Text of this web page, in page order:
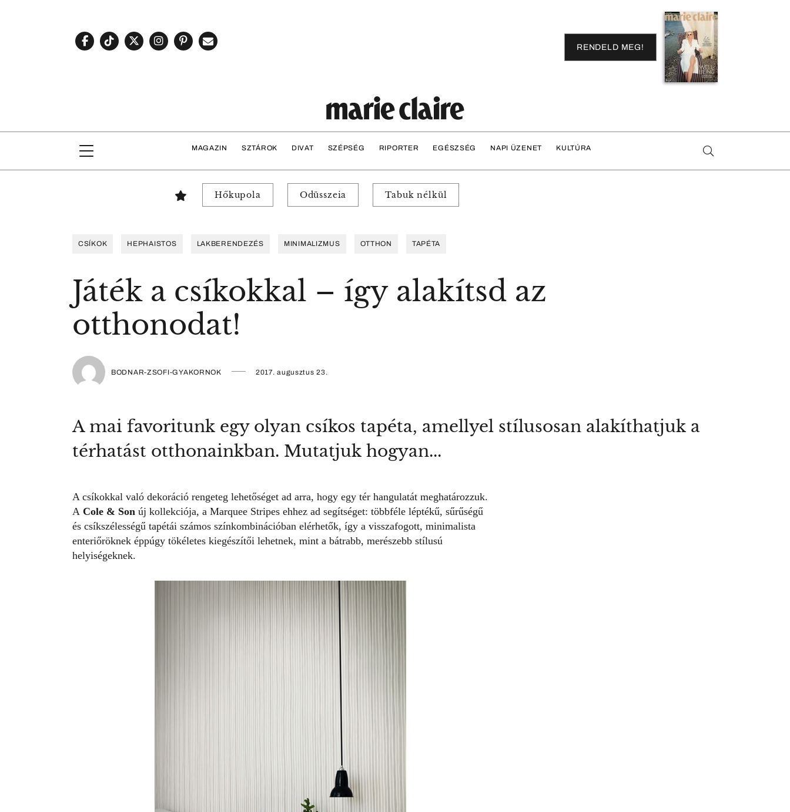
RENDELD MEG!
MAGAZIN SZTÁROK DIVAT SZÉPSÉG RIPORTER EGÉSZSÉG NAPI ÜZENET KULTÚRA
Hőkupola Odüsszeia Tabuk nélkül
CSÍKOK HEPHAISTOS LAKBERENDEZÉS MINIMALIZMUS OTTHON TAPÉTA
Játék a csíkokkal – így alakítsd az
otthonodat!
BODNAR-ZSOFI-GYAKORNOK 2017. augusztus 23.
A mai favoritunk egy olyan csíkos tapéta, amellyel stílusosan alakíthatjuk a
térhatást otthonainkban. Mutatjuk hogyan...
A csíkokkal való dekoráció rengeteg lehetőséget ad arra, hogy egy tér hangulatát meghatározzuk.
A Cole & Son új kollekciója, a Marquee Stripes ehhez ad segítséget: többféle léptékű, sűrűségű
és csíkszélességű tapétái számos színkombinációban elérhetők, így a visszafogott, minimalista
enteriőröknek éppúgy tökéletes kiegészítői lehetnek, mint a bátrabb, merészebb stílusú
helyiségeknek.